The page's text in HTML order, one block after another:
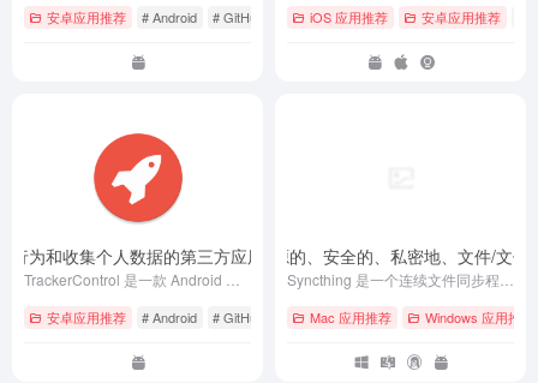
安卓应用推荐 # Android # GitHub # 下载iOS 应用推荐 安卓应用推荐
为和收集个人数据的第三方应用追踪器
- Version 2024010301
安卓应用推荐 # Android # GitHub # 安卓
Syncthing – 一款开源的、安全的、私密地、文件/文件
Mac 应用推荐 Windows 应用推荐